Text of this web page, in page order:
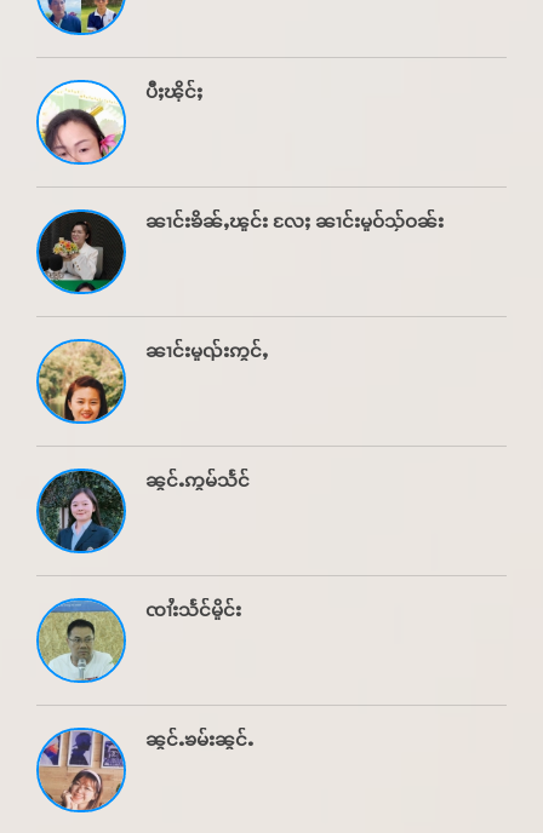
ပီႈၽိုင်ႈ
ၼၢင်းၶိၼ်ႇၽူင်း လႄႈ ၼၢင်းမူဝ်သႂ်ဝၼ်း
ၼၢင်းမူၺ်းဢွင်ႇ
ၼွင်ႉဢွမ်သႅင်
ၸၢႆးသႅင်မိူင်း
ၼွင်ႉၶမ်းၼွင်ႉ